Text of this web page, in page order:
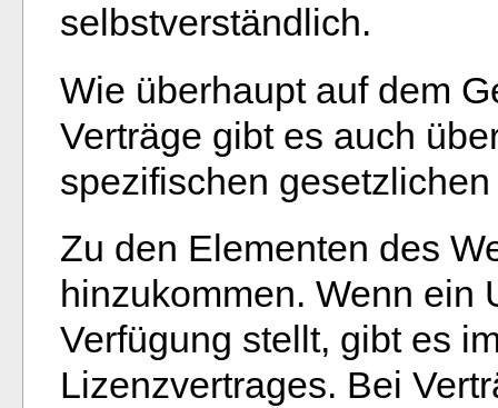
selbstverständlich.
Wie überhaupt auf dem
Verträge gibt es auch
spezifischen
Zu den Elementen des
hinzukommen. Wenn ein
Verfügung stellt, gibt es
Lizenzvertrages. Bei